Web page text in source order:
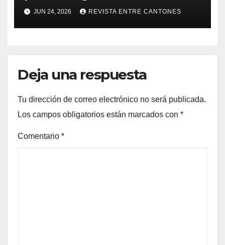
eléctricos en Puntarenas
JUN 24, 2026 REVISTA ENTRE CANTONES
Deja una respuesta
Tu dirección de correo electrónico no será publicada.
Los campos obligatorios están marcados con *
Comentario *